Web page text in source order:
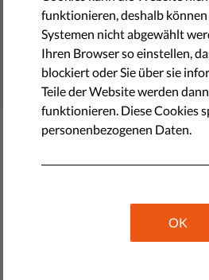
unternommen.
recapnewsletter
August 03, 2026• LibertiesEU
Latest Stories
funktionieren, deshalb können
Systemen nicht abgewählt
Ihren Browser so einstellen,
blockiert oder Sie über sie
Teile der Website werden
funktionieren. Diese Cookies
personenbezogenen Daten.
OK